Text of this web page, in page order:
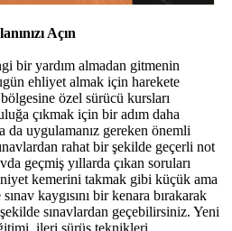
Açın
bir yardım almadan gitmenin
ehliyet almak için harekete
özel sürücü kursları
çıkmak için bir adım daha
da uygulamanız gereken önemli
rahat bir şekilde geçerli not
geçmiş yıllarda çıkan soruları
kemerini takmak gibi küçük ama
kaygısını bir kenara bırakarak
sınavlardan geçebilirsiniz. Yeni